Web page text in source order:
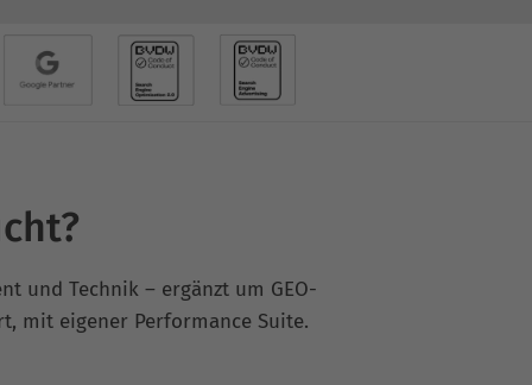
und Technik – ergänzt um GEO-
mit eigener Performance Suite.